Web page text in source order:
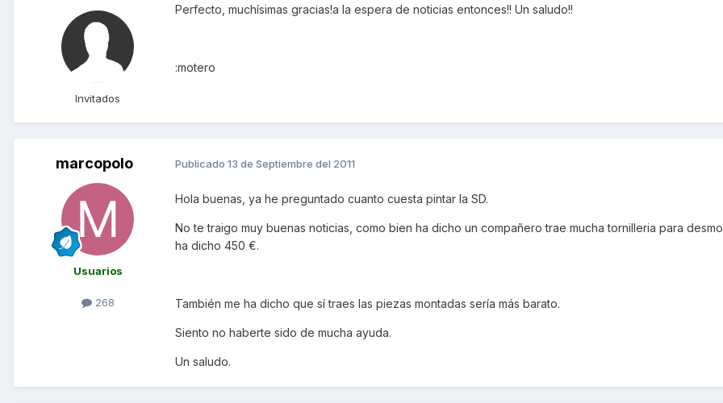
Invitados
Perfecto, muchísimas gracias!a la espera de noticias entonces!! Un saludo!!
:motero
marcopolo
Usuarios
268
Publicado 13 de Septiembre del 2011
Hola buenas, ya he preguntado cuanto cuesta pintar la SD.
No te traigo muy buenas noticias, como bien ha dicho un compañero trae mucha tornilleria para
ha dicho 450 €.
También me ha dicho que sí traes las piezas montadas sería más barato.
Siento no haberte sido de mucha ayuda.
Un saludo.